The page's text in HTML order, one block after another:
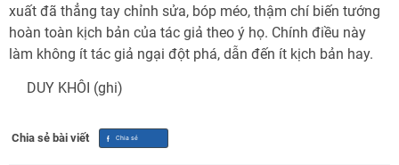
xuất đã thẳng tay chỉnh sửa, bóp méo, thậm chí biến tướng
hoàn toàn kịch bản của tác giả theo ý họ. Chính điều này
làm không ít tác giả ngại đột phá, dẫn đến ít kịch bản hay.
DUY KHÔI (ghi)
Chia sẻ bài viết